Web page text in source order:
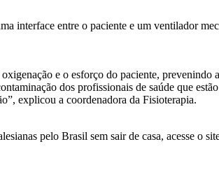
interface entre o paciente e um ventilador
e o esforço do paciente, prevenindo
dos profissionais de saúde que
explicou a coordenadora da Fisioterapia.
pelo Brasil sem sair de casa, acesse o